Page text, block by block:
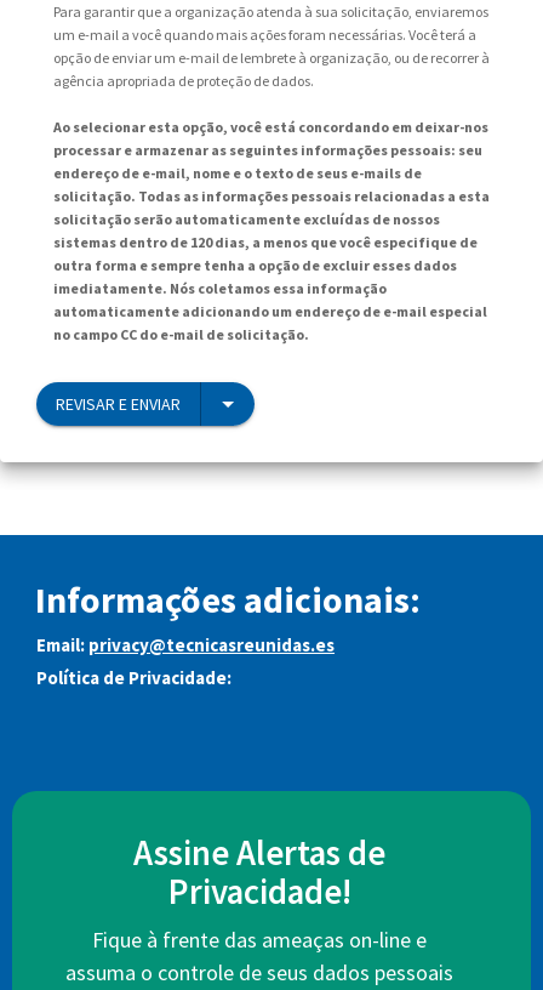
Para garantir que a organização atenda à sua solicitação, enviaremos
um e-mail a você quando mais ações foram necessárias. Você terá a
opção de enviar um e-mail de lembrete à organização, ou de recorrer à
agência apropriada de proteção de dados.
Ao selecionar esta opção, você está concordando em deixar-nos
processar e armazenar as seguintes informações pessoais: seu
endereço de e-mail, nome e o texto de seus e-mails de
solicitação. Todas as informações pessoais relacionadas a esta
solicitação serão automaticamente excluídas de nossos
sistemas dentro de 120 dias, a menos que você especifique de
outra forma e sempre tenha a opção de excluir esses dados
imediatamente. Nós coletamos essa informação
automaticamente adicionando um endereço de e-mail especial
no campo CC do e-mail de solicitação.
REVISAR E ENVIAR
Informações adicionais:
Email: privacy@tecnicasreunidas.es
Política de Privacidade:
Assine Alertas de
Privacidade!
Fique à frente das ameaças on-line e
assuma o controle de seus dados pessoais